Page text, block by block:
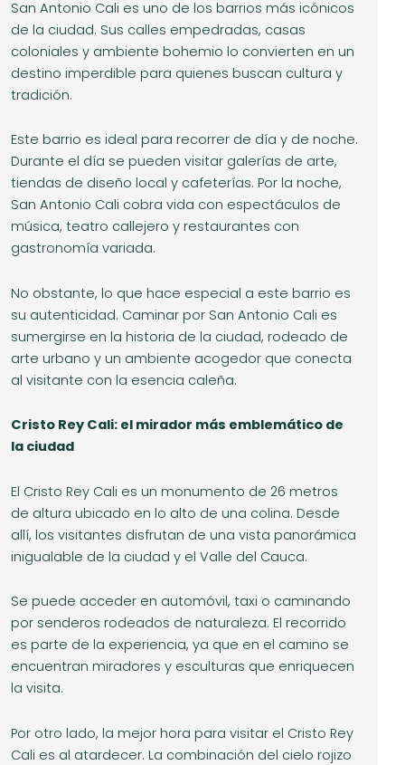
San Antonio Cali es uno de los barrios más icónicos
de la ciudad. Sus calles empedradas, casas
coloniales y ambiente bohemio lo convierten en un
destino imperdible para quienes buscan cultura y
tradición.
Este barrio es ideal para recorrer de día y de noche.
Durante el día se pueden visitar galerías de arte,
tiendas de diseño local y cafeterías. Por la noche,
San Antonio Cali cobra vida con espectáculos de
música, teatro callejero y restaurantes con
gastronomía variada.
No obstante, lo que hace especial a este barrio es
su autenticidad. Caminar por San Antonio Cali es
sumergirse en la historia de la ciudad, rodeado de
arte urbano y un ambiente acogedor que conecta
al visitante con la esencia caleña.
Cristo Rey Cali: el mirador más emblemático de
la ciudad
El Cristo Rey Cali es un monumento de 26 metros
de altura ubicado en lo alto de una colina. Desde
allí, los visitantes disfrutan de una vista panorámica
inigualable de la ciudad y el Valle del Cauca.
Se puede acceder en automóvil, taxi o caminando
por senderos rodeados de naturaleza. El recorrido
es parte de la experiencia, ya que en el camino se
encuentran miradores y esculturas que enriquecen
la visita.
Por otro lado, la mejor hora para visitar el Cristo Rey
Cali es al atardecer. La combinación del cielo rojizo